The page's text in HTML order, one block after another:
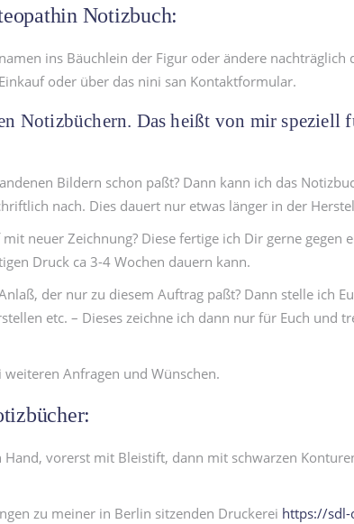
Notizbuch:
ins Bäuchlein der Figur oder ändere
oder über das nini san Kontaktformular.
Notizbüchern. Das heißt von mir speziell
Bildern schon paßt? Dann kann ich das
nach. Dies dauert nur etwas länger in der
neuer Zeichnung? Diese fertige ich Dir gerne gegen
Druck ca 3-4 Wochen dauern kann.
der nur zu diesem Auftrag paßt? Dann stelle ich
etc. – Dieses zeichne ich dann nur für Euch und
Anfragen und Wünschen.
Hand, vorerst mit Bleistift, dann mit schwarzen
zu meiner in Berlin sitzenden Druckerei https://